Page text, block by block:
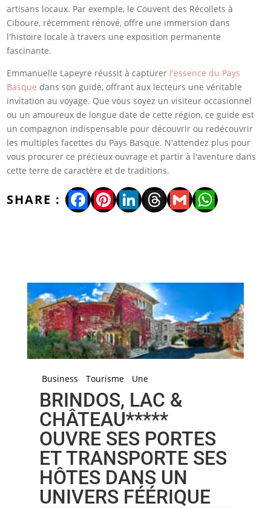
artisans locaux. Par exemple, le Couvent des Récollets à
Ciboure, récemment rénové, offre une immersion dans
l'histoire locale à travers une exposition permanente
fascinante.
Emmanuelle Lapeyre réussit à capturer l'essence du Pays
Basque dans son guide, offrant aux lecteurs une véritable
invitation au voyage. Que vous soyez un visiteur occasionnel
ou un amoureux de longue date de cette région, ce guide est
un compagnon indispensable pour découvrir ou redécouvrir
les multiples facettes du Pays Basque. N'attendez plus pour
vous procurer ce précieux ouvrage et partir à l'aventure dans
cette terre de caractère et de traditions.
Facebook
Pinterest
LinkedIn
Threads
Gmail
Business Tourisme Une
BRINDOS, LAC &
CHÂTEAU*****
OUVRE SES PORTES
ET TRANSPORTE SES
HÔTES DANS UN
UNIVERS FÉÉRIQUE